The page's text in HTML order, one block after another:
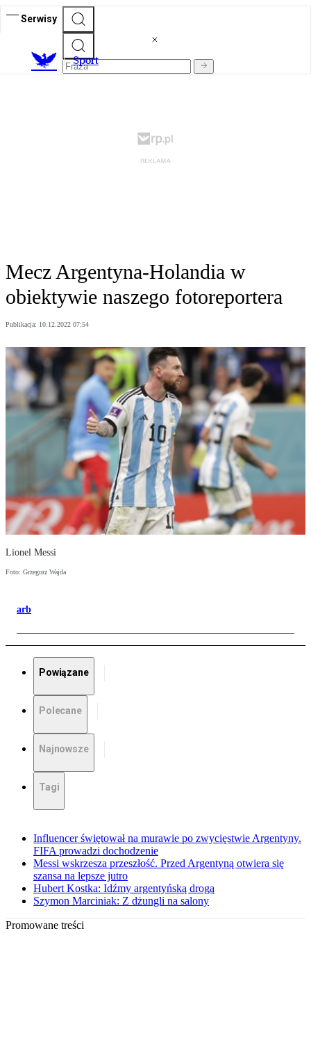
Serwisy
Sport
Mecz Argentyna-Holandia w
obiektywie naszego fotoreportera
Publikacja: 10.12.2022 07:54
Lionel Messi
Foto: Grzegorz Wajda
arb
Powiązane
Polecane
Najnowsze
Tagi
Influencer świętował na murawie po zwycięstwie Argentyny.
FIFA prowadzi dochodzenie
Messi wskrzesza przeszłość. Przed Argentyną otwiera się
szansa na lepsze jutro
Hubert Kostka: Idźmy argentyńską drogą
Szymon Marciniak: Z dżungli na salony
Promowane treści